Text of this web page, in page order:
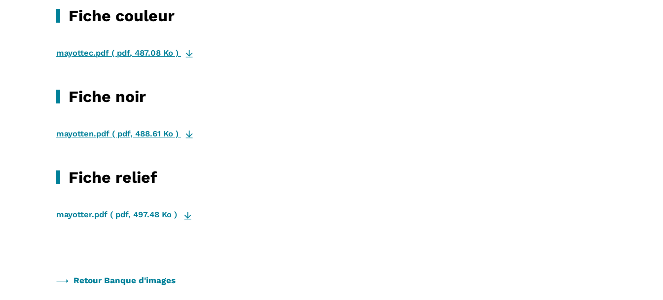
Fiche couleur
mayottec.pdf ( pdf, 487.08 Ko )
Fiche noir
mayotten.pdf ( pdf, 488.61 Ko )
Fiche relief
mayotter.pdf ( pdf, 497.48 Ko )
Retour Banque d'images